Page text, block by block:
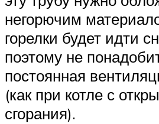
негорючим
горелки будет идти
поэтому не
постоянная
(как при котле с
сгорания).